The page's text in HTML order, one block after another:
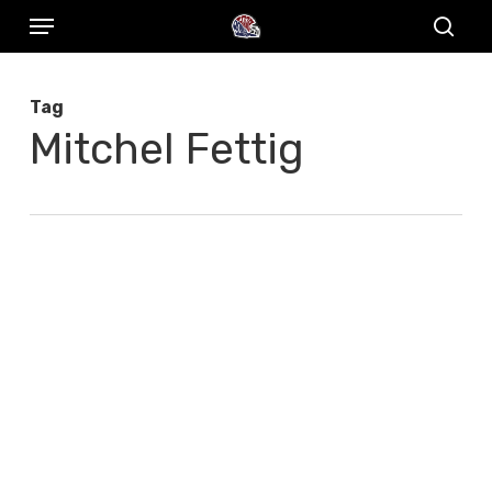
Skip
content
Menu
Tag
Mitchel Fettig